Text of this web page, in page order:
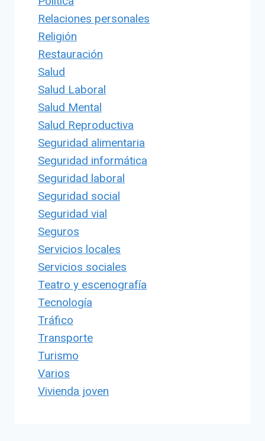
Relaciones personales
Religión
Restauración
Salud
Salud Laboral
Salud Mental
Salud Reproductiva
Seguridad alimentaria
Seguridad informática
Seguridad laboral
Seguridad social
Seguridad vial
Seguros
Servicios locales
Servicios sociales
Teatro y escenografía
Tecnología
Tráfico
Transporte
Turismo
Varios
Vivienda joven